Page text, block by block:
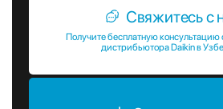
Свяжитесь с
Получите бесплатную консультацию
дистрибьютора Daikin в